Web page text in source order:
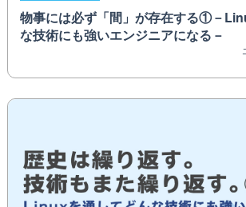
物事には必ず「間」が存在する①－
な技術にも強いエンジニアになる－